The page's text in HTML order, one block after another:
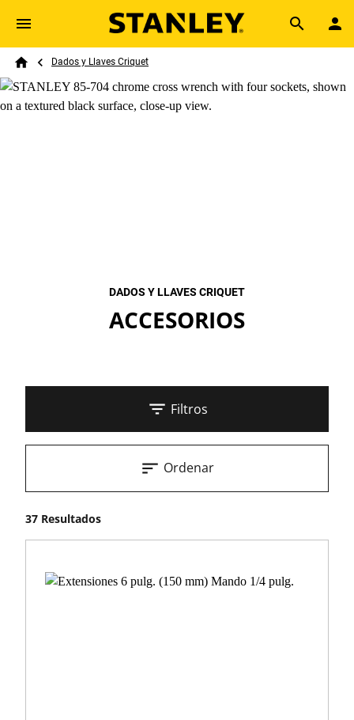
Skip to main content
Search
Breadcrumb
Dados y Llaves Criquet
DADOS Y LLAVES CRIQUET
ACCESORIOS
Filtros
37 Resultados
Ordenar